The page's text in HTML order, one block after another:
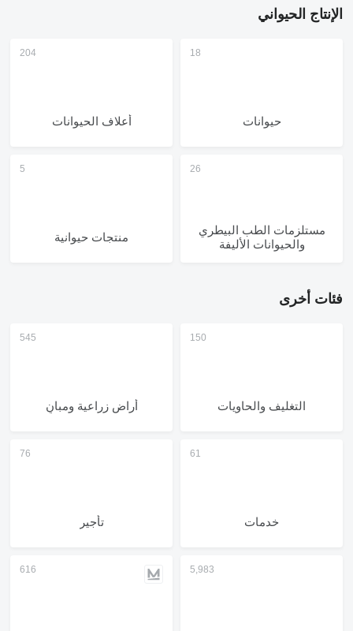
الإنتاج الحيواني
حيوانات أعلاف الحيوانات
مستلزمات الطب البيطري
والحيوانات الأليفة
منتجات حيوانية
فئات أخرى
التغليف والحاويات أراضٍ زراعية ومبانٍ
خدمات تأجير